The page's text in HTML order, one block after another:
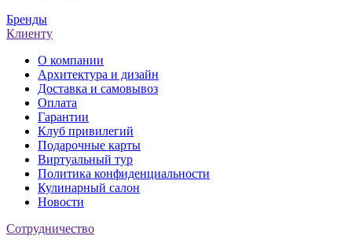
Бренды
Клиенту
О компании
Архитектура и дизайн
Доставка и самовывоз
Оплата
Гарантии
Клуб привилегий
Подарочные карты
Виртуальный тур
Политика конфиденциальности
Кулинарный салон
Новости
Сотрудничество